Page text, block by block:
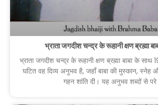
भ्राता जगदीश चन्द्र के रूहानी क्षण ब्रह्मा
भ्राता जगदीश चन्द्र के रूहानी क्षण ब्रह्मा बाबा के
घटित वह दिव्य अनुभव है, जहाँ बाबा की मुस्कान, स्नेह
गहन शांति दी। यह अनुभव शब्दों से